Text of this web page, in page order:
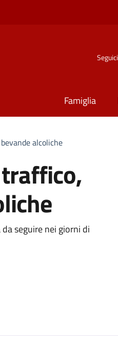
Famiglia
alcoliche
seguire nei giorni di